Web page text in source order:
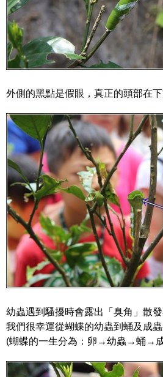
外側的黑點是假眼，真正的頭部在下
幼蟲遇到騷擾時會露出「臭角」散
我們很幸運從蝴蝶的幼蟲到蛹及成蟲
(蝴蝶的一生分為：卵→幼蟲→蛹→